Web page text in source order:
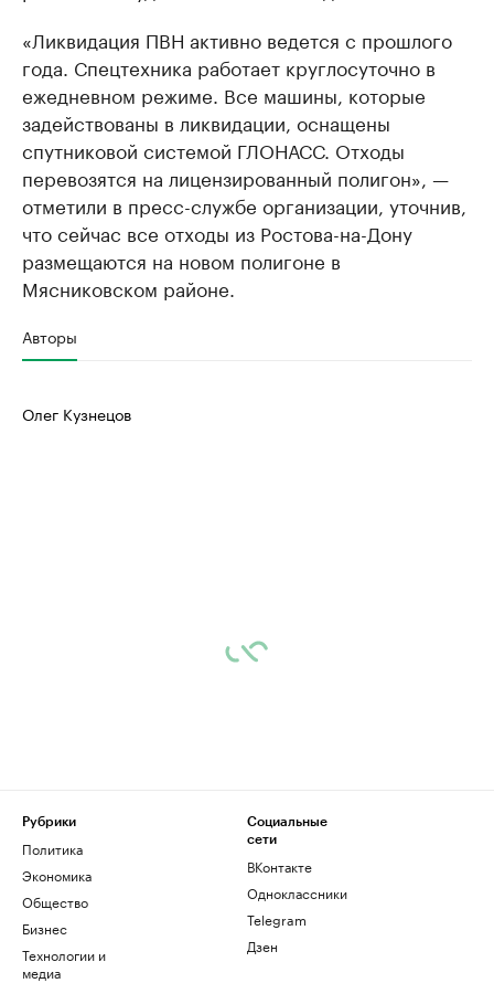
«Ликвидация ПВН активно ведется с прошлого
года. Спецтехника работает круглосуточно в
ежедневном режиме. Все машины, которые
задействованы в ликвидации, оснащены
спутниковой системой ГЛОНАСС. Отходы
перевозятся на лицензированный полигон», —
отметили в пресс-службе организации, уточнив,
что сейчас все отходы из Ростова-на-Дону
размещаются на новом полигоне в
Мясниковском районе.
Авторы
Олег Кузнецов
Рубрики
Политика
Экономика
Общество
Бизнес
Технологии и
медиа
Социальные
сети
ВКонтакте
Одноклассники
Telegram
Дзен